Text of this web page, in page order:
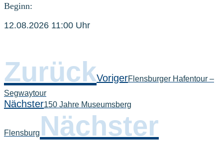
Beginn:
12.08.2026 11:00 Uhr
ZurückVorigerFlensburger Hafentour –
Segwaytour
Nächster150 Jahre Museumsberg
Flensburg Nächster